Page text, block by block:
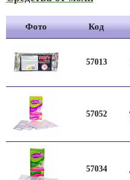
Фото Код
57013
57052
57034